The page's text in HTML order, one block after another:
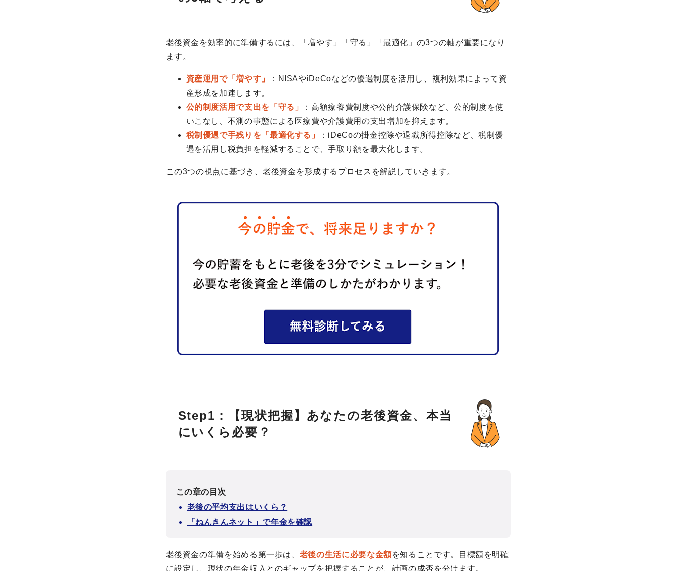
老後資金を効率的に準備するには、「増やす」「守る」「最適化」の3つの軸が重要になり
ます。
資産運用で「増やす」
：NISAやiDeCoなどの優遇制度を活用し、複利効果によって資
産形成を加速します。
公的制度活用で支出を「守る」
：高額療養費制度や公的介護保険など、公的制度を使
いこなし、不測の事態による医療費や介護費用の支出増加を抑えます。
税制優遇で手残りを「最適化する」
：iDeCoの掛金控除や退職所得控除など、税制優
遇を活用し税負担を軽減することで、手取り額を最大化します。
この3つの視点に基づき、老後資金を形成するプロセスを解説していきます。
Step1：【現状把握】あなたの老後資金、本当
にいくら必要？
この章の目次
老後の平均支出はいくら？
「ねんきんネット」で年金を確認
老後資金の準備を始める第一歩は、 老後の生活に必要な金額を知ることです。目標額を明確
に設定し、現状の年金収入とのギャップを把握することが、計画の成否を分けます。